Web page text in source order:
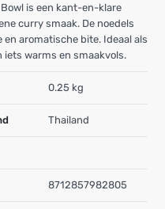
is een kant-en-klare
curry smaak. De noedels
en aromatische bite. Ideaal als
iets warms en smaakvols.
0.25 kg
Thailand
8712857982805